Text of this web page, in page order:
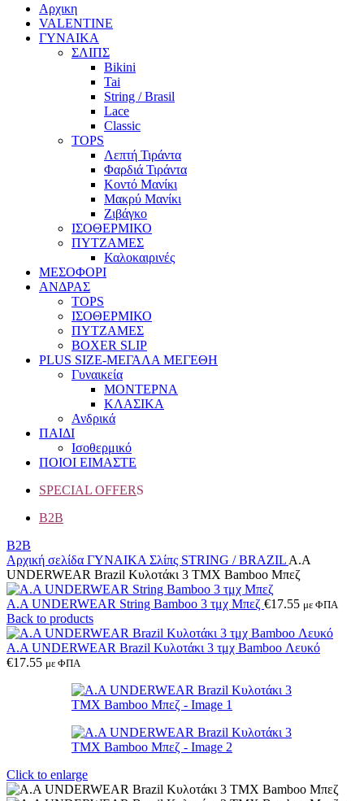
Αρχικη
VALENTINE
ΓΥΝΑΙΚΑ
ΣΛΙΠΣ
Bikini
Tai
String / Brasil
Lace
Classic
TOPS
Λεπτή Τιράντα
Φαρδιά Τιράντα
Κοντό Μανίκι
Μακρύ Μανίκι
Ζιβάγκο
ΙΣΟΘΕΡΜΙΚΟ
ΠΥΤΖΑΜΕΣ
Καλοκαιρινές
ΜΕΣΟΦΟΡΙ
ΑΝΔΡΑΣ
TOPS
ΙΣΟΘΕΡΜΙΚΟ
ΠΥΤΖΑΜΕΣ
BOXER SLIP
PLUS SIZE-ΜΕΓΑΛΑ ΜΕΓΕΘΗ
Γυναικεία
ΜΟΝΤΕΡΝΑ
ΚΛΑΣΙΚΑ
Ανδρικά
ΠΑΙΔΙ
Ισοθερμικό
ΠΟΙΟΙ ΕΙΜΑΣΤΕ
SPECIAL OFFERS
B2B
B2B
Αρχική σελίδα ΓΥΝΑΙΚΑ Σλίπς STRING / BRAZIL A.A
UNDERWEAR Brazil Κυλοτάκι 3 TMX Bamboo Μπεζ
A.A UNDERWEAR String Bamboo 3 τμχ Μπεζ €17.55 με ΦΠΑ
Back to products
A.A UNDERWEAR Brazil Κυλοτάκι 3 τμχ Bamboo Λευκό
€17.55 με ΦΠΑ
Click to enlarge